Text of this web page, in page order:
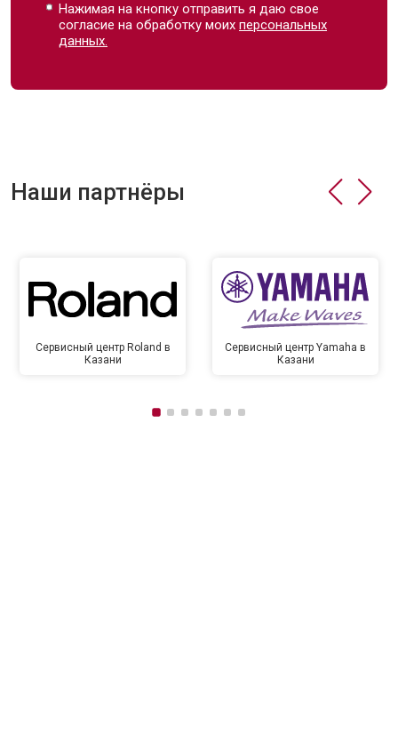
Нажимая на кнопку отправить я даю свое
согласие на обработку моихперсональных
данных.
Наши партнёры
Сервисный центр Roland в
Казани
Сервисный центр Yamaha в
Казани